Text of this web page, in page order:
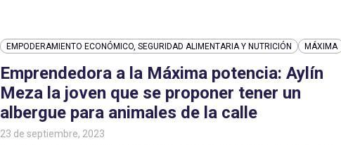
EMPODERAMIENTO ECONÓMICO, SEGURIDAD ALIMENTARIA Y NUTRICIÓN MÁXIMA
Emprendedora a la Máxima potencia: Aylín
Meza la joven que se proponer tener un
albergue para animales de la calle
23 de septiembre, 2023